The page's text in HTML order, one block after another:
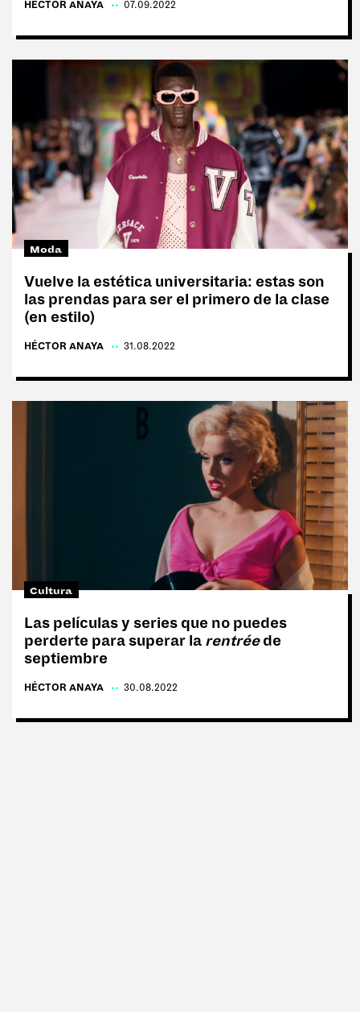
HÉCTOR ANAYA 07.09.2022
Moda
Vuelve la estética universitaria: estas son
las prendas para ser el primero de la clase
(en estilo)
HÉCTOR ANAYA 31.08.2022
Cultura
Las películas y series que no puedes
perderte para superar la rentréede
septiembre
HÉCTOR ANAYA 30.08.2022